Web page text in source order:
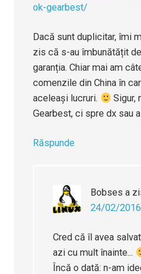
ok-gearbest/
Dacă sunt duplicitar, îmi
zis că s-au îmbunătățit
garanția. Chiar mai am
comenzile din China în
aceleași lucruri.
Sigur,
Gearbest, ci spre dx sau
Răspunde
Bobses a
24/02/
Cred că îl avea
azi cu mult înainte...
Încă o dată: n-am